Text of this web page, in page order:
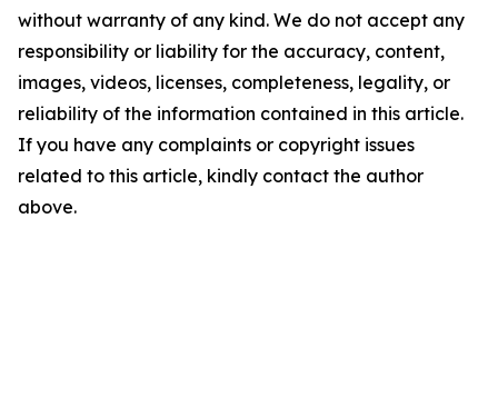
without warranty of any kind. We do not accept any
responsibility or liability for the accuracy, content,
images, videos, licenses, completeness, legality, or
reliability of the information contained in this article.
If you have any complaints or copyright issues
related to this article, kindly contact the author
above.